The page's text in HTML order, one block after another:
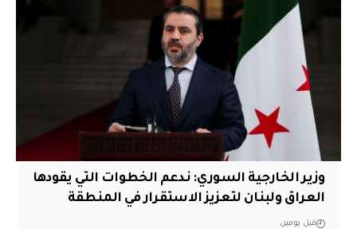
وزير الخارجية السوري: ندعم الخطوات التي يقودها
العراق ولبنان لتعزيز الاستقرار في المنطقة
قبل يومين